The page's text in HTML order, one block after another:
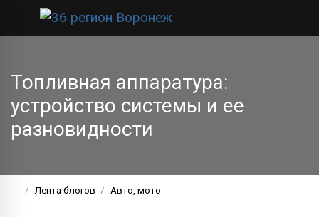
Топливная аппаратура:
устройство системы и ее
разновидности
Лента блогов Авто, мото